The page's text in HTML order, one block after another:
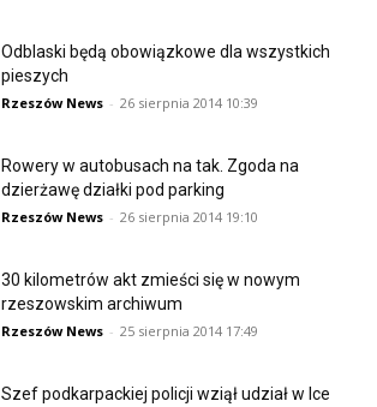
Odblaski będą obowiązkowe dla wszystkich
pieszych
Rzeszów News - 26 sierpnia 2014 10:39
Rowery w autobusach na tak. Zgoda na
dzierżawę działki pod parking
Rzeszów News - 26 sierpnia 2014 19:10
30 kilometrów akt zmieści się w nowym
rzeszowskim archiwum
Rzeszów News - 25 sierpnia 2014 17:49
Szef podkarpackiej policji wziął udział w Ice